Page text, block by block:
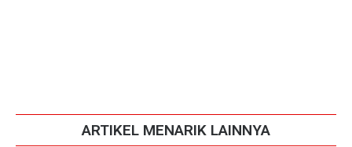
ARTIKEL MENARIK LAINNYA